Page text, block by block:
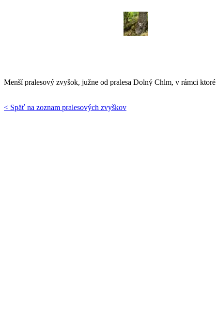
Menší pralesový zvyšok, južne od pralesa Dolný Chlm, v rámci
< Späť na zoznam pralesových zvyškov